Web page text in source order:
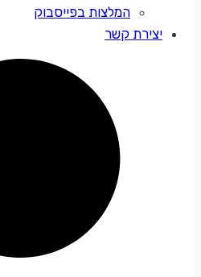
המלצות בפייסבוק
יצירת קשר